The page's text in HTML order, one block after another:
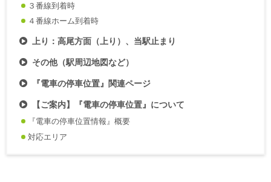
３番線到着時
４番線ホーム到着時
上り：高尾方面（上り）、当駅止まり
その他（駅周辺地図など）
『電車の停車位置』関連ページ
【ご案内】『電車の停車位置』について
『電車の停車位置情報』概要
対応エリア